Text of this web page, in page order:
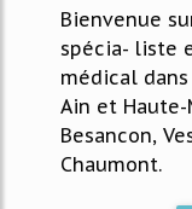
Bienvenue
spécia- liste
médical dans
Ain et Haute-
Besancon,
Chaumont.